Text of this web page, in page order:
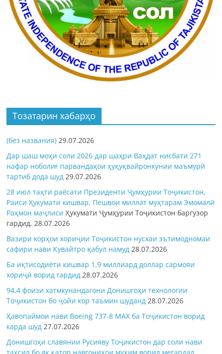
Тозатарин хабарҳо
(без названия) 29.07.2026
Дар шаш моҳи соли 2026 дар шаҳри Ваҳдат нисбати 271
нафар ноболиғ парвандаҳои ҳуқуқвайронкунии маъмурӣ
тартиб дода шуд 29.07.2026
28 июл таҳти раёсати Президенти Ҷумҳурии Тоҷикистон,
Раиси Ҳукумати кишвар, Пешвои миллат муҳтарам Эмомалӣ
Раҳмон маҷлисиҲукумати Ҷумҳурии Тоҷикистон баргузор
гардид. 28.07.2026
Вазири корҳои хориҷии Тоҷикистон нусхаи эътимодномаи
сафири нави Кувайтро қабул намуд 28.07.2026
Ба иқтисодиёти кишвар 1,9 миллиард доллар сармояи
хориҷӣ ворид гардид 28.07.2026
94,4 фоизи хатмкунандагони Донишгоҳи технологии
Тоҷикистон бо ҷойи кор таъмин шуданд 28.07.2026
Ҳавопаймои нави Boeing 737-8 MAX ба Тоҷикистон ворид
карда шуд 27.07.2026
Донишгоҳи славянии Русияву Тоҷикистон дар соли нави